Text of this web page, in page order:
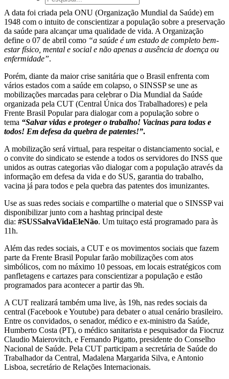
A data foi criada pela ONU (Organização Mundial da Saúde) em
1948 com o intuito de conscientizar a população sobre a preservação
da saúde para alcançar uma qualidade de vida. A Organização
define o 07 de abril como “a saúde é um estado de completo bem-
estar físico, mental e social e não apenas a ausência de doença ou
enfermidade”.
Porém, diante da maior crise sanitária que o Brasil enfrenta com
vários estados com a saúde em colapso, o SINSSP se une as
mobilizações marcadas para celebrar o Dia Mundial da Saúde
organizada pela CUT (Central Única dos Trabalhadores) e pela
Frente Brasil Popular para dialogar com a população sobre o
tema “Salvar vidas e proteger o trabalho! Vacinas para todas e
todos! Em defesa da quebra de patentes!”.
A mobilização será virtual, para respeitar o distanciamento social, e
o convite do sindicato se estende a todos os servidores do INSS que
unidos as outras categorias vão dialogar com a população através da
informação em defesa da vida e do SUS, garantia do trabalho,
vacina já para todos e pela quebra das patentes dos imunizantes.
Use as suas redes sociais e compartilhe o material que o SINSSP vai
disponibilizar junto com a hashtag principal deste
dia: #SUSSalvaVidaEleNão. Um tuitaço está programado para às
11h.
Além das redes sociais, a CUT e os movimentos sociais que fazem
parte da Frente Brasil Popular farão mobilizações com atos
simbólicos, com no máximo 10 pessoas, em locais estratégicos com
panfletagens e cartazes para conscientizar a população e estão
programados para acontecer a partir das 9h.
A CUT realizará também uma live, às 19h, nas redes sociais da
central (Facebook e Youtube) para debater o atual cenário brasileiro.
Entre os convidados, o senador, médico e ex-ministro da Saúde,
Humberto Costa (PT), o médico sanitarista e pesquisador da Fiocruz
Claudio Maierovitch, e Fernando Pigatto, presidente do Conselho
Nacional de Saúde. Pela CUT participam a secretária de Saúde do
Trabalhador da Central, Madalena Margarida Silva, e Antonio
Lisboa, secretário de Relações Internacionais.